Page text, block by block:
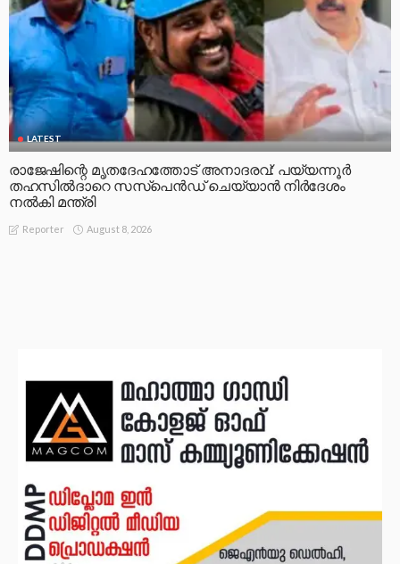
LATEST
രാജേഷിന്റെ മൃതദേഹത്തോട് അനാദരവ്: പയ്യന്നൂർ
തഹസിൽദാറെ സസ്പെൻഡ് ചെയ്യാൻ നിർദേശം
നൽകി മന്ത്രി
Reporter August 8, 2026